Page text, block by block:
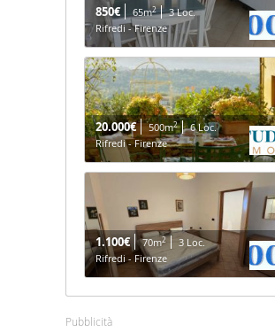
850€ 65m2
3 Loc.
Rifredi - Firenze
20.000€ 500m2
6 Loc.
Rifredi - Firenze
1.100€ 70m2
3 Loc.
Rifredi - Firenze
Pubblicità